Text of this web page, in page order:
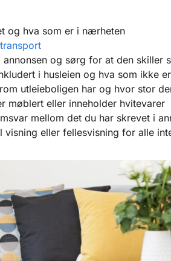
og hva som er i nærheten
annonsen og sørg for at den skiller
i husleien og hva som ikke
utleieboligen har og hvor stor
møblert eller inneholder hvitevarer
mellom det du har skrevet i
eller fellesvisning for alle